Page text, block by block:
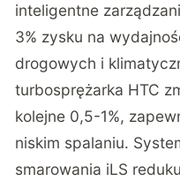
inteligentne
3% zysku na
drogowych i
turbosprężarka HTC
kolejne 0,5-1%,
niskim spalaniu.
smarowania iLS